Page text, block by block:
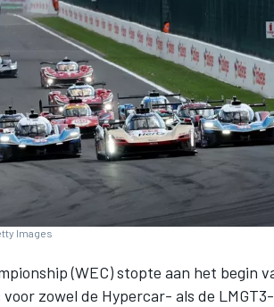
Images
(WEC) stopte aan het begin
zowel de Hypercar- als de